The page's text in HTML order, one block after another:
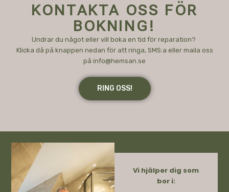
KONTAKTA OSS FÖR
BOKNING!
Undrar du något eller vill boka en tid för reparation?
Klicka då på knappen nedan för att ringa, SMS:a eller maila oss
på info@hemsan.se
RING OSS!
Vi hjälper dig som
bor i: